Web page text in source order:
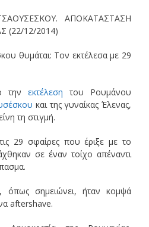
ΑΠΟΚΑΤΑΣΤΑΣΗ
(22/12/2014)
θυμάται: Τον εκτέλεσα με 29
την εκτέλεση του Ρουμάνου
και της γυναίκας Έλενας,
τη στιγμή.
29 σφαίρες που έριξε με το
σε έναν τοίχο απέναντι
όπως σημειώνει, ήταν κομψά
aftershave.